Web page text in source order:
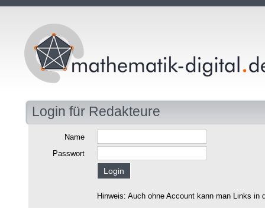
Login für Redakteure
Name
Passwort
Hinweis: Auch ohne Account kann man Links in